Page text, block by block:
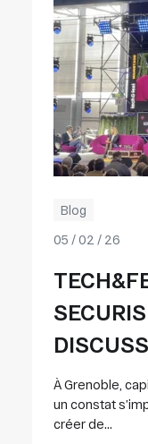
Blog
05 / 02 / 26
À Grenoble,
un constat
créer de...